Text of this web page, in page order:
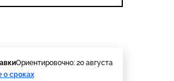
Ориентировочно: 20 августа
о сроках